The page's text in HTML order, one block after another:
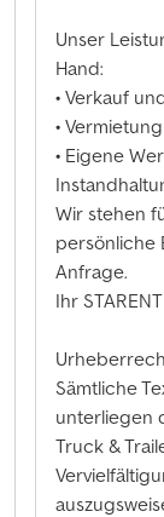
Unser
Hand:
• Verkauf
•
• Eigene
Wir stehen
persönliche
Anfrage.
Ihr
Sämtliche
unterliegen
Truck &